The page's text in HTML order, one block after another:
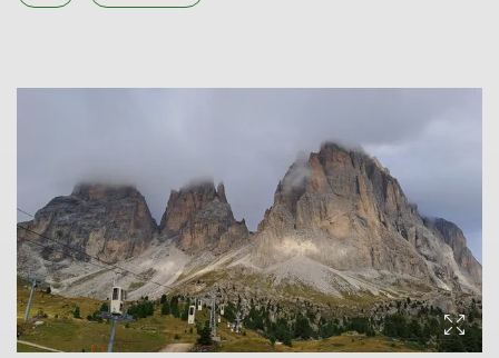
© Thomas Müller